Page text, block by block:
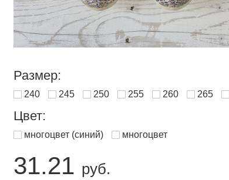
Размер:
240 245 250 255 260 265
Цвет:
многоцвет (синий) многоцвет
31.21 руб.